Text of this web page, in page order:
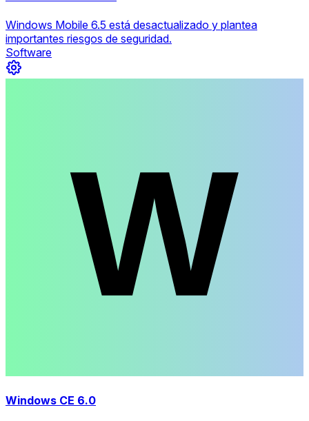
Windows Mobile 6.5 está desactualizado y plantea
importantes riesgos de seguridad.
Software
Windows CE 6.0